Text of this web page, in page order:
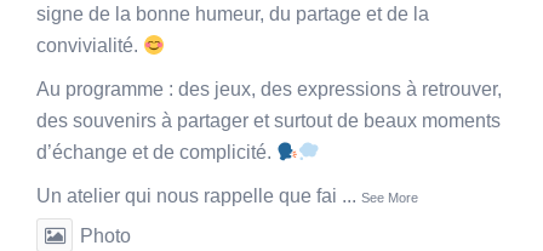
signe de la bonne humeur, du partage et de la
convivialité.
Au programme : des jeux, des expressions à retrouver,
des souvenirs à partager et surtout de beaux moments
d’échange et de complicité.
Un atelier qui nous rappelle que fai ... See More
Photo